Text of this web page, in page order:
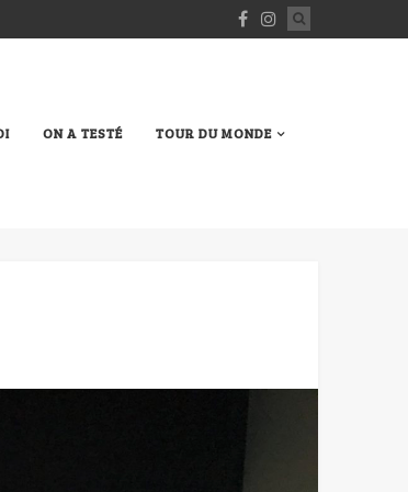
ON A TESTÉ TOUR DU MONDE